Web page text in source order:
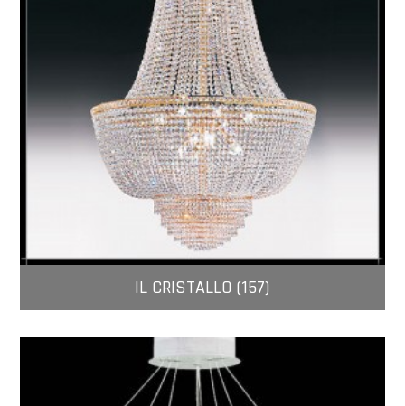
IL CRISTALLO (157)